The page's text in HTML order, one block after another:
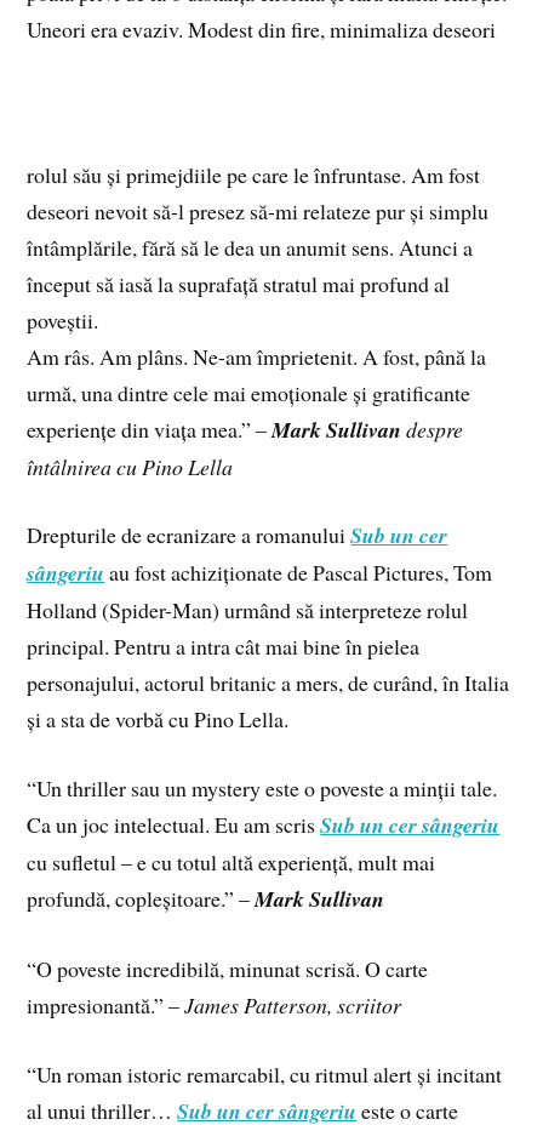
Uneori eraevaziv. Modest din fire, minimaliza deseori
rolul său și primejdiile pe care le înfruntase. Am fost
deseori nevoit să-l presez să-mi relateze pur și simplu
întâmplările, fără să le dea un anumit sens. Atunci a
început să iasă la suprafață stratul mai profund al
poveștii.
Am râs. Am plâns. Ne-am împrietenit. A fost, până la
urmă, una dintre cele mai emoționale și gratificante
experiențe din viața mea.” –Mark Sullivan despre
întâlnirea cu Pino Lella
Drepturile de ecranizare a romanuluiSub un cer
sângeriu au fost achiziționate de Pascal Pictures, Tom
Holland (Spider-Man) urmând să interpreteze rolul
principal. Pentru a intra cât mai bine în pielea
personajului, actorul britanic a mers, de curând, în Italia
și a sta de vorbă cu Pino Lella.
“Un thriller sau un mystery este o poveste a minții tale.
Ca un joc intelectual. Eu am scrisSub un cer sângeriu
cu sufletul – e cu totul altă experiență, mult mai
profundă, copleșitoare.” –Mark Sullivan
“O poveste incredibilă, minunat scrisă. O carte
impresionantă.” –James Patterson, scriitor
“Un roman istoric remarcabil, cu ritmul alert și incitant
al unui thriller…Sub un cer sângeriu este o carte